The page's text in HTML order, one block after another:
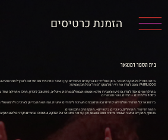
הזמנת כרטיסים
בית הספר רמנגאר
FARRUCOS מהם למדו את רזי הפלמנקו "פורו" הפלמנקו הטהור.
במהלך שנים אלה למדו, הופיעו והעבירו סדנאות שונות בעולם: צרפת, איטליה, פורטוגל, לונדון, מרכז אמריקה
כ־100 תלמידים – ילדים, נוער ומבוגרים.
ב־רמנגאר כל תלמיד ותלמידה יכולים לבנות לעצמם מערכת לימודים אישית, המותאמת בדיוק לצרכים ולרמה
רמות הלימוד: מתחילים, בינוניים, בינוניים+, מתקדמים ומקצוענים.
בנוסף, מתקיים שיעור העשרה מיוחד פעם בשבוע, וכן קורס רפרטואר של הלהקה, שמתוכו נבחרים רקדנים